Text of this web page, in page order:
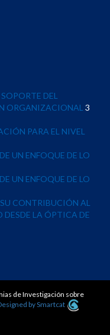
DEL
ORGANIZACIONAL 3
PARA EL NIVEL
UN ENFOQUE DE LO
UN ENFOQUE DE LO
CONTRIBUCIÓN AL
DESDE LA ÓPTICA DE
de Investigación sobre
by Smartcat